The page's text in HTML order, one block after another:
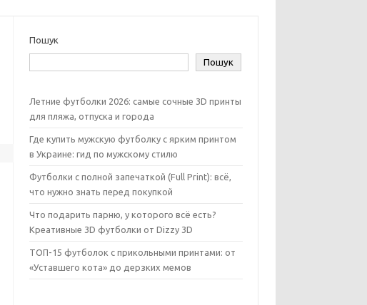
Пошук
Пошук
Летние футболки 2026: самые сочные 3D принты
для пляжа, отпуска и города
Где купить мужскую футболку с ярким принтом
в Украине: гид по мужскому стилю
Футболки с полной запечаткой (Full Print): всё,
что нужно знать перед покупкой
Что подарить парню, у которого всё есть?
Креативные 3D футболки от Dizzy 3D
ТОП-15 футболок с прикольными принтами: от
«Уставшего кота» до дерзких мемов